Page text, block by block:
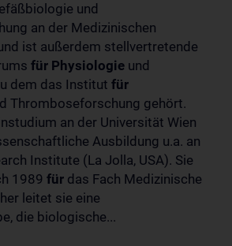
und
an der Medizinischen
ist außerdem stellvertretende
für Physiologie und
dem das Institut für
Thromboseforschung gehört.
an der Universität Wien
Ausbildung u.a. an
Institute (La Jolla, USA). Sie
1989 für das Fach Medizinische
leitet sie eine
die biologische...